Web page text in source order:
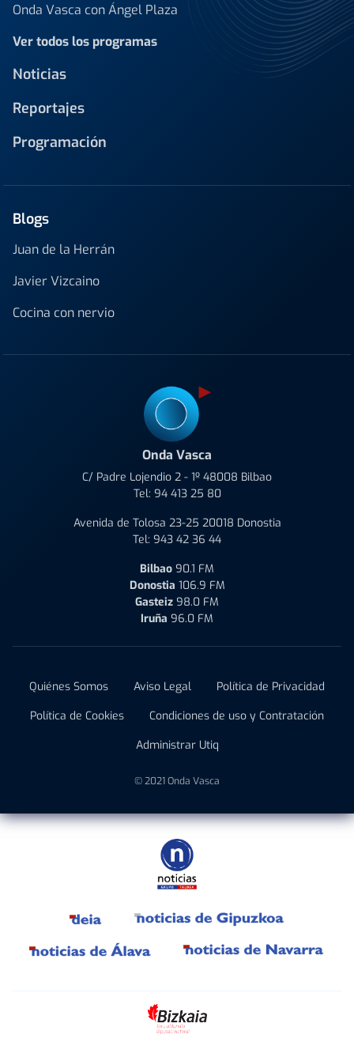
Onda Vasca con Ángel Plaza
Ver todos los programas
Noticias
Reportajes
Programación
Blogs
Juan de la Herrán
Javier Vizcaino
Cocina con nervio
Onda Vasca
C/ Padre Lojendio 2 - 1º 48008 Bilbao
Tel: 94 413 25 80
Avenida de Tolosa 23-25 20018 Donostia
Tel: 943 42 36 44
Bilbao 90.1 FM
Donostia 106.9 FM
Gasteiz 98.0 FM
Iruña 96.0 FM
Quiénes Somos Aviso Legal
Política de Privacidad
Política de Cookies
Condiciones de uso y Contratación
Administrar Utiq
© 2021 Onda Vasca